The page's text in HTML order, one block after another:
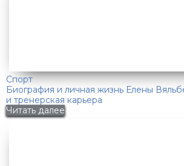
Спорт
Биография и личная жизнь Елены
и тренерская карьера
Читать далее